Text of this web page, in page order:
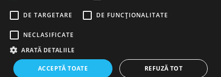
FacebookYouTubeInstagramTelegram
DE TARGETARE DE FUNCŢIONALITATE
NECLASIFICATE
ARATĂ DETALIILE
ACCEPTĂ TOATE REFUZĂ TOT